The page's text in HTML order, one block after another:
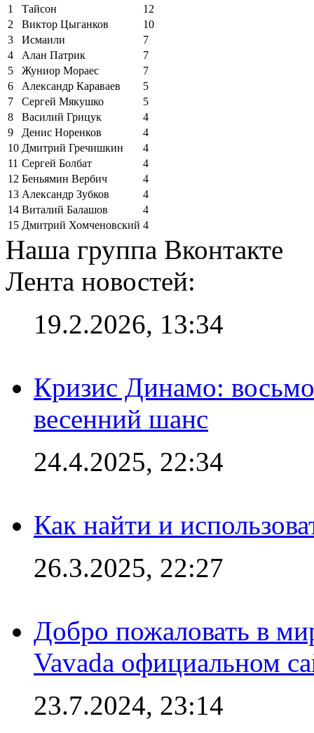
1
Тайсон
12
2
Виктор Цыганков
10
3
Исмаили
7
4
Алан Патрик
7
5
Жуниор Мораес
7
6
Александр Караваев
5
7
Сергей Мякушко
5
8
Василий Грицук
4
9
Денис Норенков
4
10 Дмитрий Гречишкин
4
11 Сергей Болбат
4
12 Беньямин Вербич
4
13 Александр Зубков
4
14 Виталий Балашов
4
15 Дмитрий Хомченовский 4
Наша группа Вконтакте
Лента новостей:
19.2.2026, 13:34
Кризис Динамо:
весенний шанс
24.4.2025, 22:34
Как найти и
26.3.2025, 22:27
Добро пожаловать в
Vavada официальном
23.7.2024, 23:14